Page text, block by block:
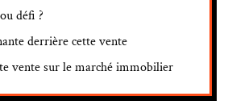
défi ?
derrière cette vente
vente sur le marché immobilier